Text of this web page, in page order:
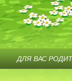
ДЛЯ ВАС